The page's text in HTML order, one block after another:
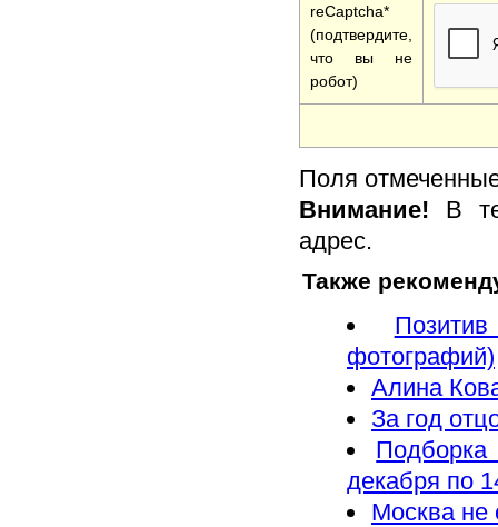
reCaptcha*
(подтвердите,
что вы не
робот)
Поля
Внимание! В
адрес.
Также
фотографий)
Алина
За год
Подборка
декабря по
Москва не